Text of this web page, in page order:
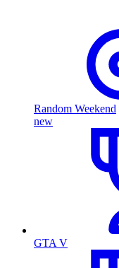
Random Weekend
new
GTA V